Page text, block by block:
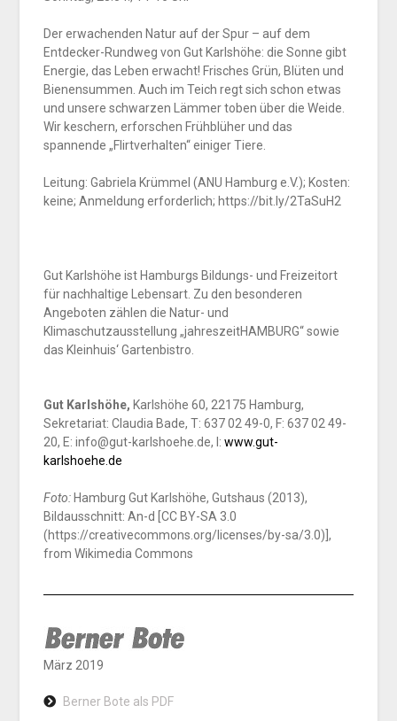
Der erwachenden Natur auf der Spur – auf dem
Entdecker-Rundweg von Gut Karlshöhe: die Sonne gibt
Energie, das Leben erwacht! Frisches Grün, Blüten und
Bienensummen. Auch im Teich regt sich schon etwas
und unsere schwarzen Lämmer toben über die Weide.
Wir keschern, erforschen Frühblüher und das
spannende „Flirtverhalten“ einiger Tiere.
Leitung: Gabriela Krümmel (ANU Hamburg e.V.); Kosten:
keine; Anmeldung erforderlich; https://bit.ly/2TaSuH2
Gut Karlshöhe ist Hamburgs Bildungs- und Freizeitort
für nachhaltige Lebensart. Zu den besonderen
Angeboten zählen die Natur- und
Klimaschutzausstellung „jahreszeitHAMBURG“ sowie
das Kleinhuis‘ Gartenbistro.
Gut Karlshöhe, Karlshöhe 60, 22175 Hamburg,
Sekretariat: Claudia Bade, T: 637 02 49-0, F: 637 02 49-
20, E: info@gut-karlshoehe.de, I: www.gut-
karlshoehe.de
Foto:Hamburg Gut Karlshöhe, Gutshaus (2013),
Bildausschnitt: An-d [CC BY-SA 3.0
(https://creativecommons.org/licenses/by-sa/3.0)],
from Wikimedia Commons
März 2019
Berner Bote als PDF